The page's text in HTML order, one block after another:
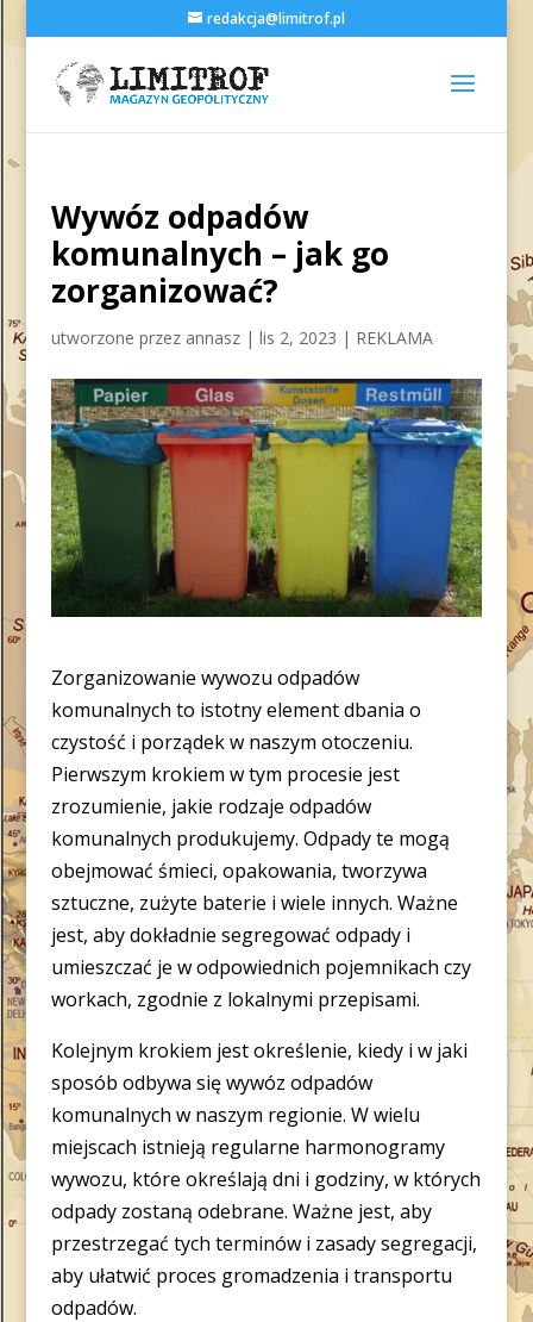
redakcja@limitrof.pl
Wywóz odpadów
komunalnych – jak go
zorganizować?
utworzone przez annasz| lis 2, 2023 | REKLAMA
Zorganizowanie wywozu odpadów
komunalnych to istotny element dbania o
czystość i porządek w naszym otoczeniu.
Pierwszym krokiem w tym procesie jest
zrozumienie, jakie rodzaje odpadów
komunalnych produkujemy. Odpady te mogą
obejmować śmieci, opakowania, tworzywa
sztuczne, zużyte baterie i wiele innych. Ważne
jest, aby dokładnie segregować odpady i
umieszczać je w odpowiednich pojemnikach czy
workach, zgodnie z lokalnymi przepisami.
Kolejnym krokiem jest określenie, kiedy i w jaki
sposób odbywa się wywóz odpadów
komunalnych w naszym regionie. W wielu
miejscach istnieją regularne harmonogramy
wywozu, które określają dni i godziny, w których
odpady zostaną odebrane. Ważne jest, aby
przestrzegać tych terminów i zasady segregacji,
aby ułatwić proces gromadzenia i transportu
odpadów.